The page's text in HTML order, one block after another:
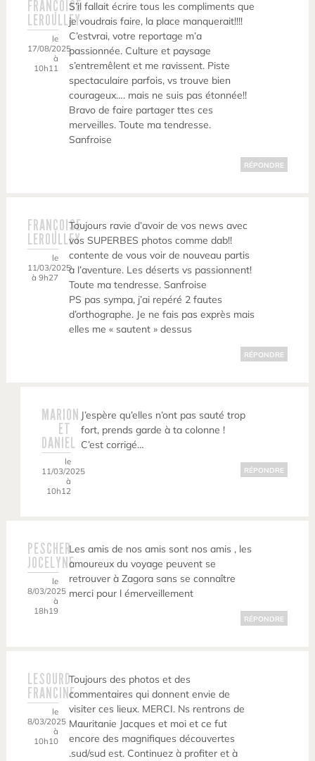
FRANÇOISE
LEROULLEY
le
17/08/2025
à
10h11
S’il fallait écrire tous les compliments que
je voudrais faire, la place manquerait!!!!
C’estvrai, votre reportage m’a
passionnée. Culture et paysage
s’entremêlent et me ravissent. Piste
spectaculaire parfois, vs trouve bien
courageux…. mais ne suis pas étonnée!!
Bravo de faire partager ttes ces
merveilles. Toute ma tendresse.
Sanfroise
RÉPONDRE
FRANÇOISE
LEROULLEY
le
11/03/2025
à 9h27
Toujours ravie d’avoir de vos news avec
vos SUPERBES photos comme dab!!
contente de vous voir de nouveau partis
à l’aventure. Les déserts vs passionnent!
Toute ma tendresse. Sanfroise
PS pas sympa, j’ai repéré 2 fautes
d’orthographe. Je ne fais pas exprès mais
elles me « sautent » dessus
RÉPONDRE
MARION
ET
DANIEL
le
11/03/2025
à
10h12
J’espère qu’elles n’ont pas sauté trop
fort, prends garde à ta colonne !
C’est corrigé…
RÉPONDRE
PESCHER
JOCELYNE
le
8/03/2025
à
18h19
Les amis de nos amis sont nos amis , les
amoureux du voyage peuvent se
retrouver à Zagora sans se connaître
merci pour l émerveillement
RÉPONDRE
LESOURD
FRANCINE
le
8/03/2025
à
10h10
Toujours des photos et des
commentaires qui donnent envie de
visiter ces lieux. MERCI. Ns rentrons de
Mauritanie Jacques et moi et ce fut
encore des magnifiques découvertes
.sud/sud est. Continuez à profiter et à